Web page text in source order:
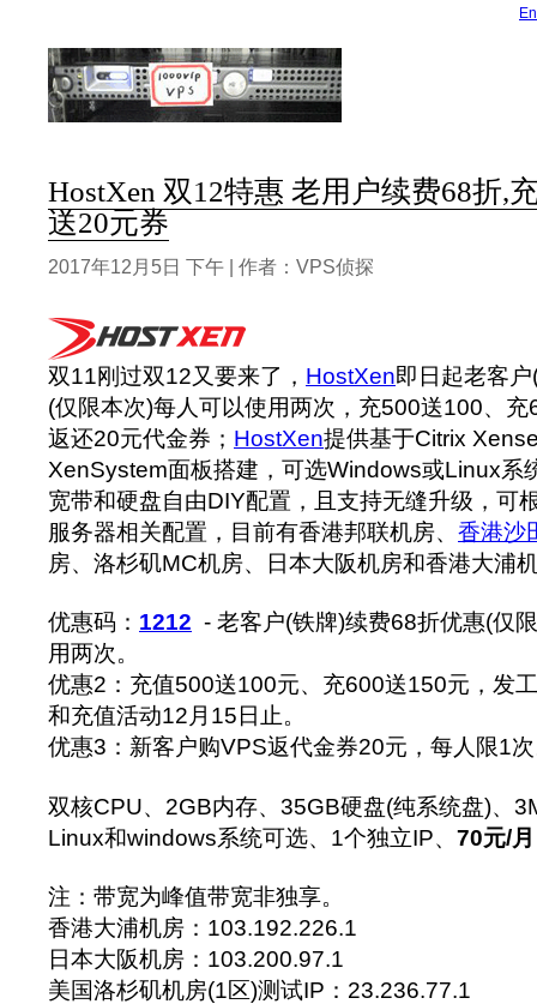
HostXen 双12特惠 老用户续费68折,
送20元券
2017年12月5日 下午 | 作者：VPS侦探
双11刚过双12又要来了， HostXen即日起老客
(仅限本次)每人可以使用两次，充500送100、
返还20元代金券； HostXen提供基于Citrix
XenSystem面板搭建，可选Windows或Linux系
宽带和硬盘自由DIY配置，且支持无缝升级，可
服务器相关配置，目前有香港邦联机房、 香港沙
房、洛杉矶MC机房、日本大阪机房和香港大浦
优惠码： 1212 - 老客户(铁牌)续费68折优惠(仅
用两次。
优惠2：充值500送100元、充600送150元，发
和充值活动12月15日止。
优惠3：新客户购VPS返代金券20元，每人限1
双核CPU、2GB内存、35GB硬盘(纯系统盘)、
Linux和windows系统可选、1个独立IP、 70元/月
注：带宽为峰值带宽非独享。
香港大浦机房：103.192.226.1
日本大阪机房：103.200.97.1
美国洛杉矶机房(1区)测试IP：23.236.77.1